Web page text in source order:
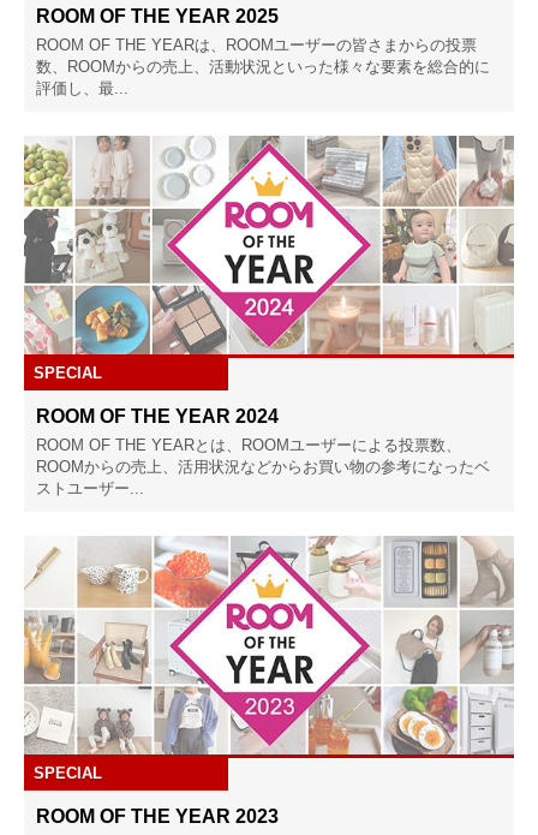
ROOM OF THE YEAR 2025
ROOM OF THE YEARは、ROOMユーザーの皆さまからの投票
数、ROOMからの売上、活動状況といった様々な要素を総合的に
評価し、最...
SPECIAL
ROOM OF THE YEAR 2024
ROOM OF THE YEARとは、ROOMユーザーによる投票数、
ROOMからの売上、活用状況などからお買い物の参考になったベ
ストユーザー...
SPECIAL
ROOM OF THE YEAR 2023